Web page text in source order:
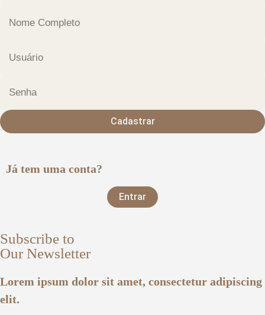
Cadastrar
Já tem uma conta?
Entrar
Subscribe to
Our Newsletter
Lorem ipsum dolor sit amet, consectetur adipiscing
elit.